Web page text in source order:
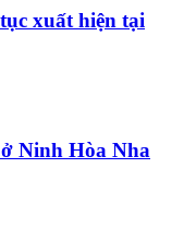
xuất hiện tại
Ninh Hòa Nha